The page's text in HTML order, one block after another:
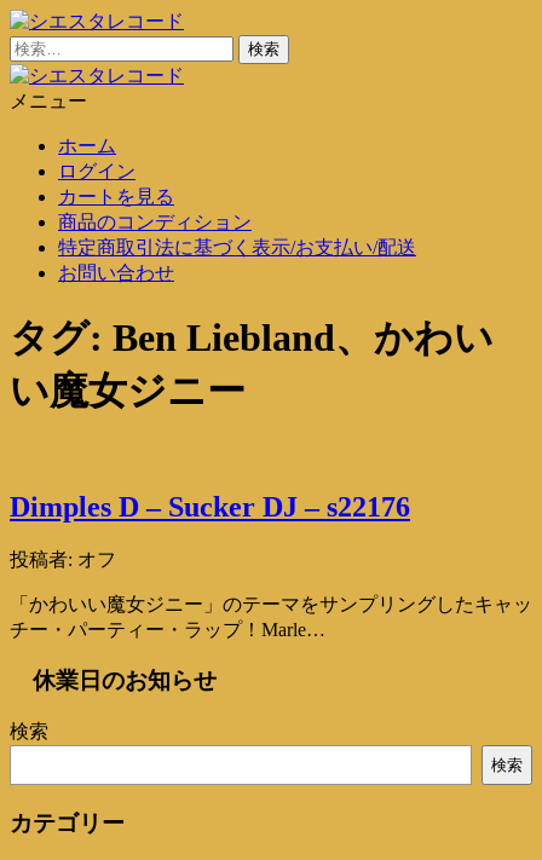
コ
ン
テ
ン
シエスタレコード
中古レコード通販
検
索:
メニュー
ホーム
ログイン
カートを見る
商品のコンディション
特定商取引法に基づく表示/お支払い/配送
お問い合わせ
タグ: Ben Liebland、かわい
い魔女ジニー
Dimples D – Sucker DJ – s22176
投稿者: オフ
「かわいい魔女ジニー」のテーマをサンプリングしたキャッ
チー・パーティー・ラップ！Marle…
休業日のお知らせ
検索
検索
カテゴリー